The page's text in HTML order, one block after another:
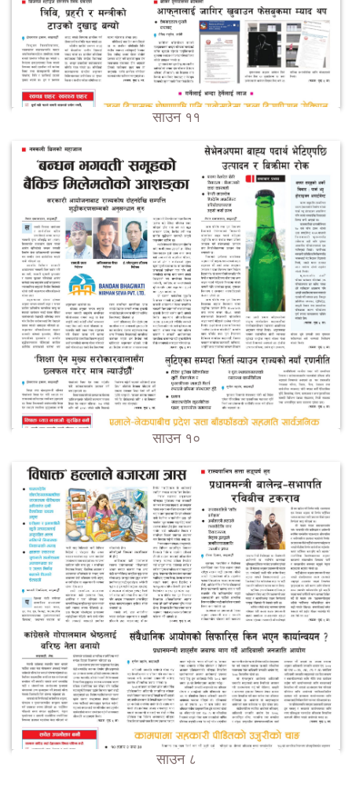
साउन ११
साउन १०
साउन ८